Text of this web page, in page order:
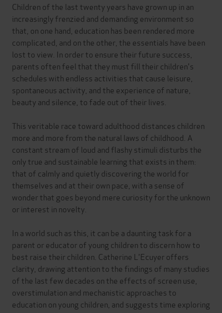
Children of the last twenty years have grown up in an
increasingly frenzied and demanding environment so
that, on one hand, education has been rendered more
complicated, and on the other, the essentials have been
lost to view. In order to ensure their future success,
parents often feel that they must fill their children's
schedules with endless activities that cause leisure,
spontaneous activity, and the experience of nature,
beauty and silence, to fade out of their lives.
This veritable race toward adulthood distances children
more and more from the natural laws of childhood. A
constant stream of loud and flashy stimuli disturbs the
only true and sustainable learning that exists in them:
that of calmly and quietly discovering the world for
themselves and at their own pace, with a sense of
wonder that goes beyond mere curiosity for the unknown
or interest in novelty.
In a world such as this, it can be a daunting task for a
parent or educator of young children to discern how to
best raise their children. Catherine L'Ecuyer offers
clarity, drawing attention to the findings of many studies
of the last few decades on the effects of screen use,
overstimulation and mechanistic approaches to
education on young children, and suggests time exploring